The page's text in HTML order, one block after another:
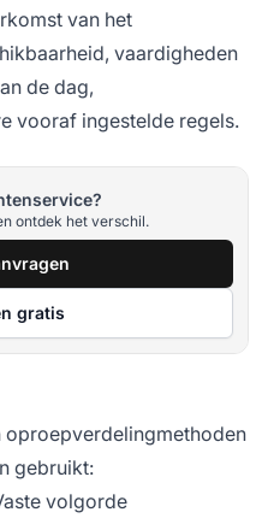
van het
vaardigheden
de dag,
vooraf ingestelde regels.
ontdek het verschil.
gratis
oproepverdelingmethoden
gebruikt:
volgorde